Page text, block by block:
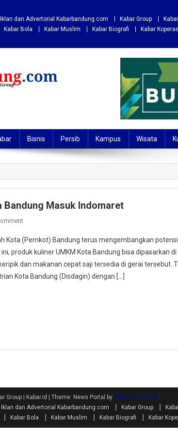
dan Advertorial Kabarbandung.com Kabar Group
Kabar Bola Kabar Muslim Kabar Biografi Kabar
Bisnis Persib Kampus Wisata
Bandung Masuk Indomaret
On
UMKM
Kota
Bandung
Masuk
Kota (Pemkot) Bandung terus mengembangkan
ini, produk kuliner UMKM Kota Bandung bisa dipasarkan
dan makanan cepat saji tersedia di gerai tersebut.
Kota Bandung (Disdagin) dengan […]
Group | Kabar.id Theme: News Portal by Mystery Themes.
Iklan dan Advertorial Kabarbandung.com Kabar Group
Kabar Bola Kabar Muslim Kabar Biografi Kabar